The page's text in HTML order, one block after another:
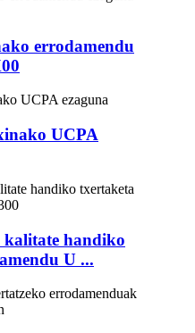
errodamendu
UCPA
handiko
U ...